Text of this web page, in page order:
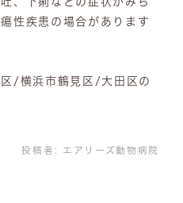
性疾患の場合があります
/横浜市鶴見区/大田区の
投稿者: エアリーズ動物病院